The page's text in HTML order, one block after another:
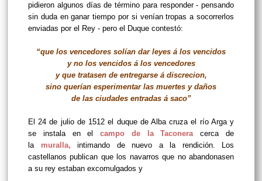
pidieron algunos días de término para responder - pensando
sin duda en ganar tiempo por si venían tropas a socorrerlos
enviadas por el Rey - pero el Duque contestó:
“que los vencedores solían dar leyes á los vencidos
y no los vencidos á los vencedores
y que tratasen de entregarse á discrecion,
sino querían esperimentar las muertes y daños
de las ciudades entradas á saco”
El 24 de julio de 1512 el duque de Alba cruza el río Arga y
se instala en elcampo de la Taconeracerca de
la muralla, intimando de nuevo a la rendición. Los
castellanos publican que los navarros que no abandonasen
a su rey estaban excomulgados y